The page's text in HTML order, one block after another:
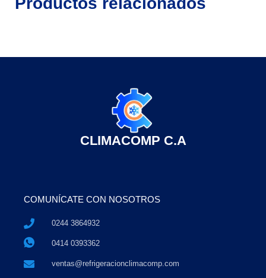
CLIMACOMP C.A
COMUNÍCATE CON NOSOTROS
0244 3864932
0414 0393362
ventas@refrigeracionclimacomp.com